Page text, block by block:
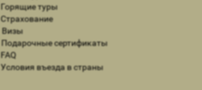
Горящие туры
Страхование
Визы
Подарочные сертификаты
FAQ
Условия въезда в страны